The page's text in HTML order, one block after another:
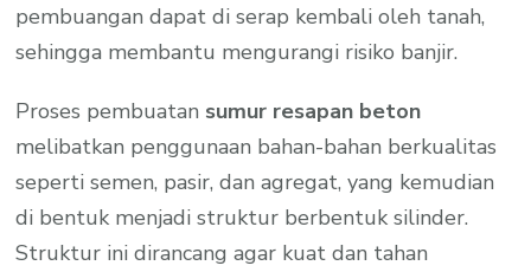
pembuangan dapat di serap kembali oleh tanah,
sehingga membantu mengurangi risiko banjir.
Proses pembuatan sumur resapan beton
melibatkan penggunaan bahan-bahan berkualitas
seperti semen, pasir, dan agregat, yang kemudian
di bentuk menjadi struktur berbentuk silinder.
Struktur ini dirancang agar kuat dan tahan